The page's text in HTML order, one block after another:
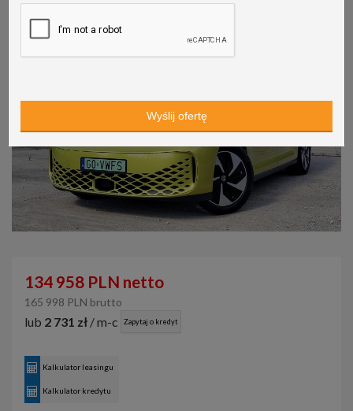
134 958 PLN netto
165 998 PLN brutto
lub 2 731 zł / m-c Zapytaj o kredyt
Kalkulator leasingu
Kalkulator kredytu